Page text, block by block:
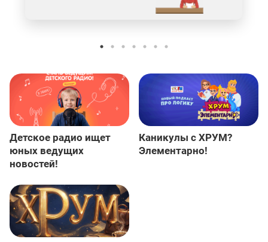
Детское радио ищет
юных ведущих
новостей!
Каникулы с ХРУМ?
Элементарно!